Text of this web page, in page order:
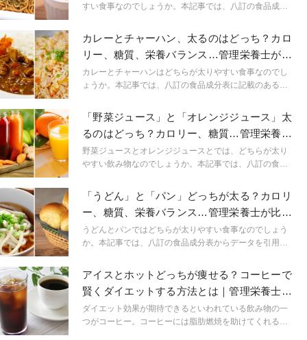
すい食事なのでしょうか。本記事では、八訂の食品成分
ロリーや糖質を解説します。また、忙しい生活の中で手
軽に栄養補給をするためのポイントも解説するため、ぜ
ひ参考にしてみてください。
カレーとチャーハン、太るのはどっち？カロ
リー、糖質、栄養バランス…管理栄養士が比
較して解説
カレーとチャーハンはどちらが太りやすい食事なのでし
ょうか。本記事では、八訂の食品成分表に記載のある
糖質を解説します。また、忙しい生活の中でレトルト・
冷凍食品を活用している方も多いのではないでしょう
か。これらを食べる際の栄養面のワンポイントアドバイ
スもあるため、ぜひ参考にしてみてください。
「野菜ジュース」と「オレンジジュース」太
るのはどっち？カロリー、糖質…管理栄養士
が比較して解説
野菜ジュースとオレンジジュースとでは、どちらが太り
やすい飲み物なのでしょうか。本記事では、八訂の食品
す。あわせて、果物ジュースなどを飲む際の注意点も紹
介するため、ダイエット中や健康に気を配っている方
は、ぜひ参考にしてみてください。
「うどん」と「パン」どっちが太る？カロリ
ー、糖質、栄養バランス…管理栄養士が比較
して解説
うどんとパンではどちらが太りやすい食事なのでしょう
か。本記事では、八訂の食品成分表からデータを引用
活の参考にしてみてください。
アイスとホットどっちが痩せる？コーヒーで
賢くダイエットする方法とは｜管理栄養士が
解説
ダイエット効果が期待できるといわれている飲み物の一
つがコーヒー。コーヒーには脂肪燃焼を助けてくれるポ